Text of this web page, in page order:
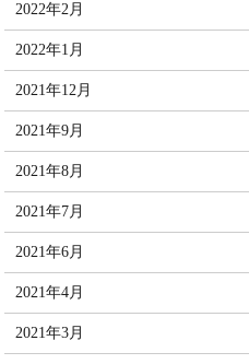
2022年2月
2022年1月
2021年12月
2021年9月
2021年8月
2021年7月
2021年6月
2021年4月
2021年3月